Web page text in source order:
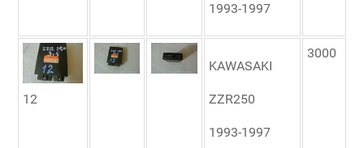
1993-1997
12
KAWASAKI
ZZR250
1993-1997
3000